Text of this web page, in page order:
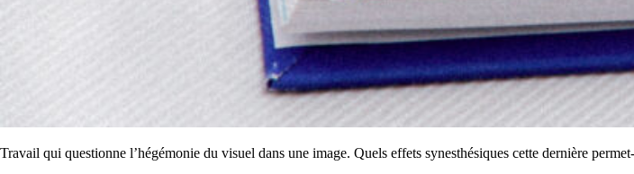
Travail qui questionne l’hégémonie du visuel dans une image. Quels effets synesthésiques cette dernière